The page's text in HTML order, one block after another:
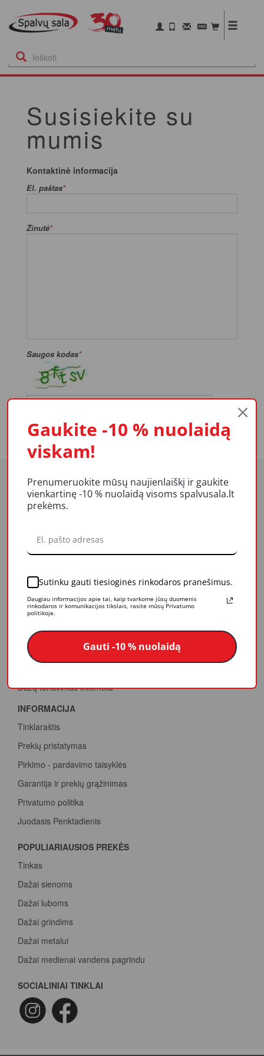
Susisiekite su
mumis
Kontaktinė informacija
El. paštas
Žinutė
Saugos kodas
Siųsti
Veikla
Mūsų vertybės
Papildomos paslaugos
Konsultacijos
Dažų spalvinimas
Dažų tonavimas internetu
INFORMACIJA
Tinklaraštis
Prekių pristatymas
Pirkimo - pardavimo taisyklės
Garantija ir prekių grąžinimas
Privatumo politika
Juodasis Penktadienis
POPULIARIAUSIOS PREKĖS
Tinkas
Dažai sienoms
Dažai luboms
Dažai grindims
Dažai metalui
Dažai medienai vandens pagrindu
Dažai betonui
Dažymo voleliai
Epoksidinė danga
SOCIALINIAI TINKLAI
Gaukite -10 % nuolaidą
viskam!
Prenumeruokite mūsų naujienlaiškį ir gaukite
vienkartinę -10 % nuolaidą visoms spalvusala.lt
prekėms.
Sutinku gauti tiesioginės rinkodaros pranešimus.
Daugiau informacijos apie tai, kaip tvarkome jūsų duomenis
rinkodaros ir komunikacijos tikslais, rasite mūsų Privatumo
politikoje.
Gauti -10 % nuolaidą